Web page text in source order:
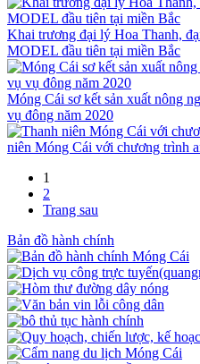
Khai trương đại lý Hoa Thanh,
MODEL đầu tiên tại miền Bắc
Móng Cái sơ kết sản xuất nông
vụ đông năm 2020
niên Móng Cái với chương trình
1
2
Trang sau
Bản đồ hành chính